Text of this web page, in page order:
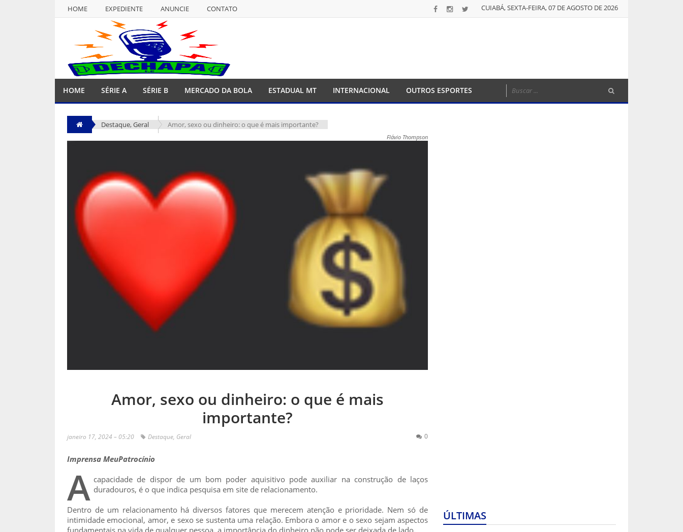
HOME EXPEDIENTE ANUNCIE
CONTATO
EXPEDIENTE ANUNCIE
CUIABÁ, SEXTA-FEIRA, 07 DE AGOSTO DE 2026
HOME SÉRIE A SÉRIE B MERCADO DA BOLA ESTADUAL MT INTERNACIONAL OUTROS ESPORTES
Destaque,Geral Amor, sexo ou dinheiro: o que é mais importante?
Flávio Thompson
Amor, sexo ou dinheiro: o que é mais
importante?
janeiro 17, 2024 – 05:20 Destaque, Geral 0
Imprensa MeuPatrocínio
A capacidade de dispor de um bom poder aquisitivo pode auxiliar na construção de laços
duradouros, é o que indica pesquisa em site de relacionamento.
Dentro de um relacionamento há diversos fatores que merecem atenção e prioridade. Nem só de
intimidade emocional, amor, e sexo se sustenta uma relação. Embora o amor e o sexo sejam aspectos
fundamentais na vida de qualquer pessoa, a importância do dinheiro não pode ser deixada de lado.
ÚLTIMAS